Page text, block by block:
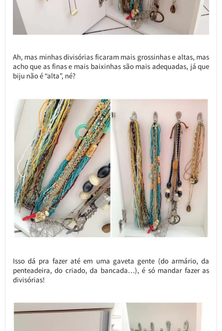
Ah, mas minhas divisórias ficaram mais grossinhas e altas, mas
acho que as finas e mais baixinhas são mais adequadas, já que
biju não é “alta”, né?
Isso dá pra fazer até em uma gaveta gente (do armário, da
penteadeira, do criado, da bancada…), é só mandar fazer as
divisórias!